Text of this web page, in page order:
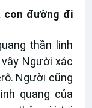
con đường đi
thần linh
Người xác
Người cũng
quang của